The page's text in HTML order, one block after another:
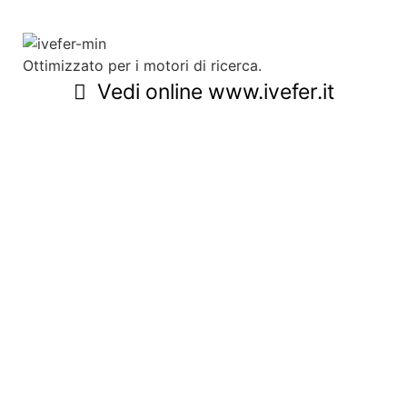
Ottimizzato per i motori di ricerca.
Vedi online www.ivefer.it